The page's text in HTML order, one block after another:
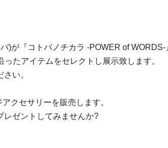
が『コトバノチカラ -POWER of
たアイテムをセレクトし展示致します。
い。
クセサリーを販売します。
レゼントしてみませんか?